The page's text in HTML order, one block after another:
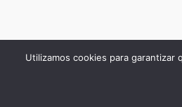
Utilizamos cookies para